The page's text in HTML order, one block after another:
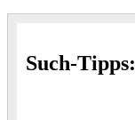
Such-Tipps: